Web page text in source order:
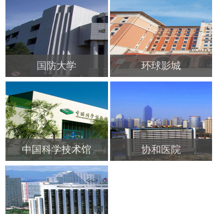
查看更多 查看更多
国防大学
查看更多
环球影城
中国科学技术馆
查看更多
协和医院